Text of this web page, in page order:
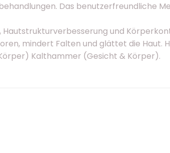
Das benutzerfreundliche
und
mindert Falten und glättet die Haut.
Kalthammer (Gesicht & Körper).